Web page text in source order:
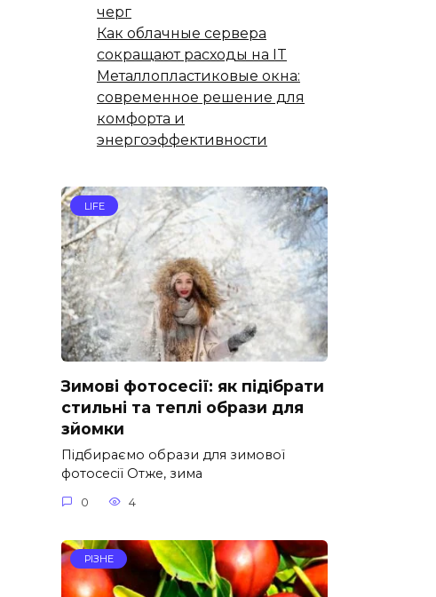
черг
Как облачные сервера
сокращают расходы на IT
Металлопластиковые окна:
современное решение для
комфорта и
энергоэффективности
LIFE
Зимові фотосесії: як підібрати
стильні та теплі образи для
зйомки
Підбираємо образи для зимової
фотосесії Отже, зима
0 4
РІЗНЕ